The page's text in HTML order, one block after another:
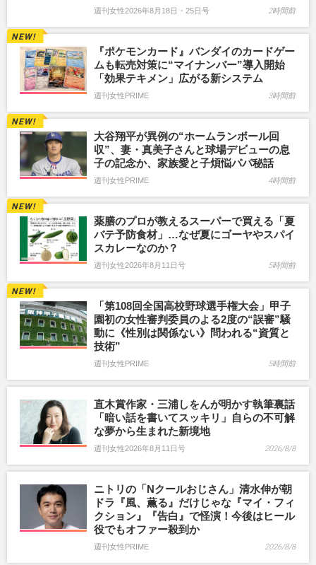
週刊女性2026年8月18日・25日号 2時間前
『ポケモンカード』バンダイのカードゲー
ムも転売対策に“マイナンバー”導入開始
「効果テキメン」広がる新システム
週刊女性PRIME 3時間前
大谷翔平が異例の“ホームランボール回
収”、妻・真美子さんと球場デビューの息
子の記念か、家族愛と子煩悩パパ秘話
週刊女性PRIME 4時間前
薬膳のプロが教えるスーパーで買える「夏
バテ予防食材」…なぜ夏にゴーヤやスパイ
スカレーなのか？
週刊女性2026年8月11日号 5時間前
「第108回全国高校野球選手権大会」甲子
園初の女性審判委員のよる2度の“誤審”騒
動に《性別は関係ない》問われる“資質と
技術”
週刊女性PRIME 5時間前
直木賞作家・三浦しをんが明かす執筆裏話
「暗い話を書いてスッキリ」自らの不可解
な夢から生まれた新境地
週刊女性2026年8月11日号 2026/8/8
ニトリの「Nクールおじさん」清水伸が朝
ドラ『風、薫る』だけじゃな『マイ・フィ
クション』『告白』で怪演！今後はヒール
役でもオファー殺到か
週刊女性PRIME 2026/8/8